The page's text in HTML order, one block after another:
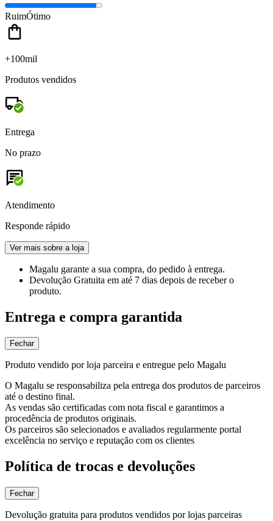
RuimÓtimo
+100mil
Produtos vendidos
Entrega
No prazo
Atendimento
Responde rápido
Ver mais sobre a loja
Magalu garante a sua compra, do pedido à entrega.
Devolução Gratuita em até 7 dias depois de receber o
produto.
Entrega e compra garantida
Fechar
Produto vendido por loja parceira e entregue pelo Magalu
O Magalu se responsabiliza pela entrega dos produtos de parceiros
até o destino final.
As vendas são certificadas com nota fiscal e garantimos a
procedência de produtos originais.
Os parceiros são selecionados e avaliados regularmente portal
excelência no serviço e reputação com os clientes
Política de trocas e devoluções
Fechar
Devolução gratuita para produtos vendidos por lojas parceiras